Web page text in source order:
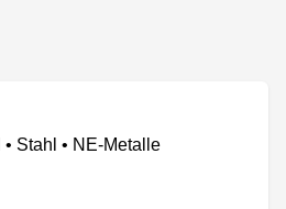
Stahl • NE-Metalle